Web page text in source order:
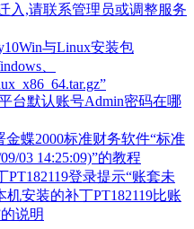
入,请联系管理员或调整服务
与Linux安装包
、
台默认账号Admin密码在哪
金蝶2000标准财务软件“标准
03 14:25:09)”的教程
PT182119登录提示“账套未
安装的补丁PT182119比账
说明